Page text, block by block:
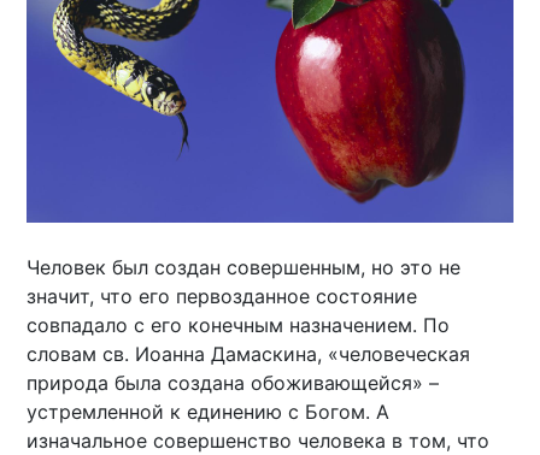
Человек был создан совершенным, но это не
значит, что его первозданное состояние
совпадало с его конечным назначением. По
словам св. Иоанна Дамаскина, «человеческая
природа была создана обоживающейся» –
устремленной к единению с Богом. А
изначальное совершенство человека в том, что